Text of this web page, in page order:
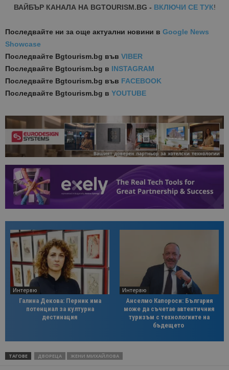
ВАЙБЪР КАНАЛА НА BGTOURISM.BG - ВКЛЮЧИ СЕ ТУК!
Последвайте ни за още актуални новини в Google News
Showcase
Последвайте Bgtourism.bg във VIBER
Последвайте Bgtourism.bg в INSTAGRAM
Последвайте Bgtourism.bg във FACEBOOK
Последвайте Bgtourism.bg в YOUTUBE
Интервю
Галина Декова: Перник има
потенциал за културна
дестинация
Интервю
Анселмо Капороси: България
може да съчетае автентичния
туризъм с технологиите на
бъдещето
ТАГОВЕ ДВОРЕЦА ЖЕНИ МИХАЙЛОВА